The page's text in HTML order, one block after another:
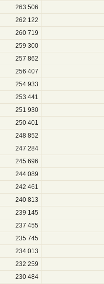
263 506
262 122
260 719
259 300
257 862
256 407
254 933
253 441
251 930
250 401
248 852
247 284
245 696
244 089
242 461
240 813
239 145
237 455
235 745
234 013
232 259
230 484